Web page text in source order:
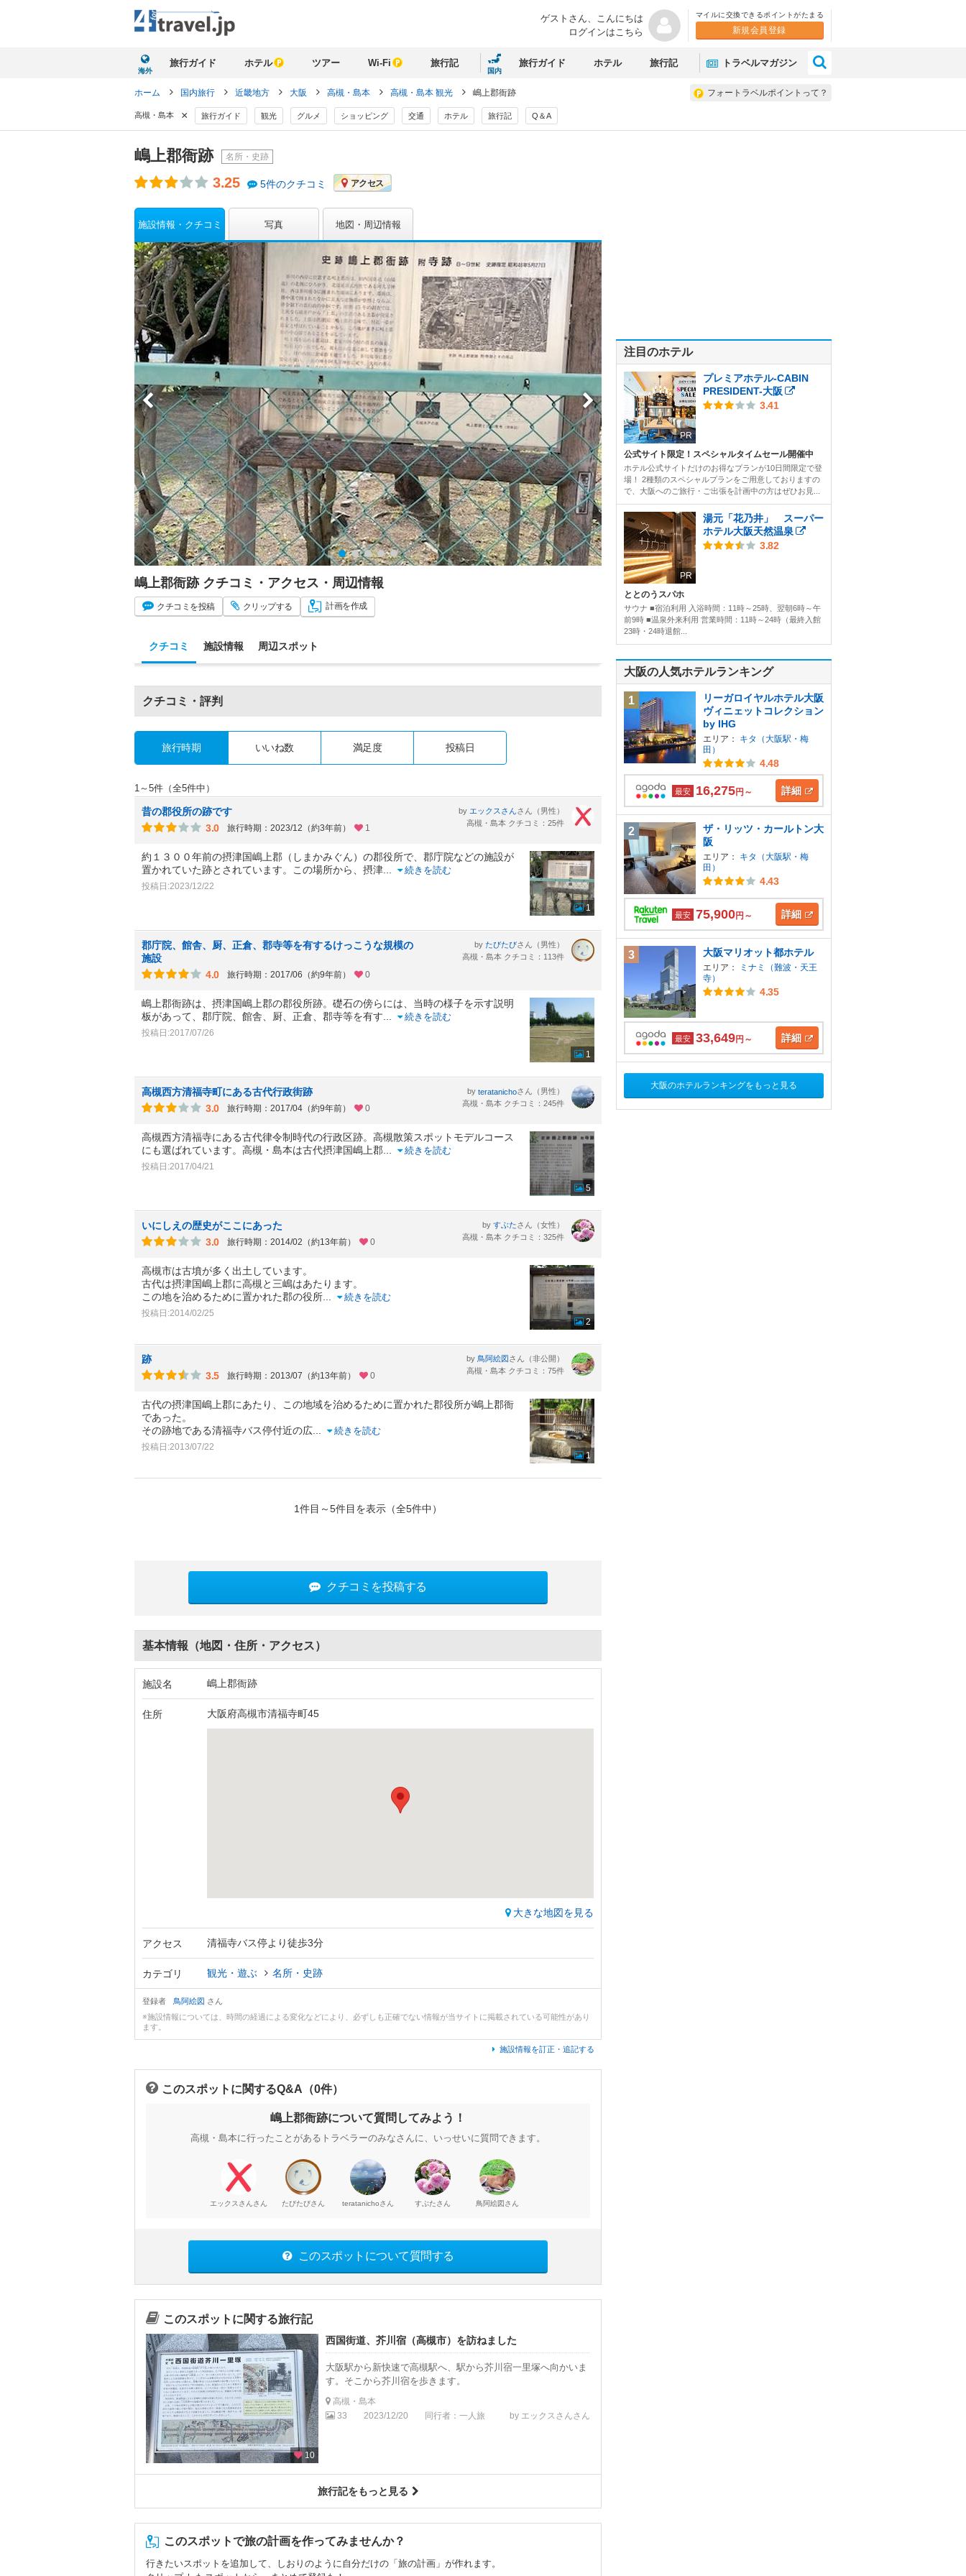
ゲストさん、 こんにちは
ログインはこちら
マイルに交換できるポイントがたまる
新規会員登録
海外
旅行ガイド ホテル ツアー Wi-Fi 旅行記
国内
旅行ガイド ホテル 旅行記 トラベルマガジン
フォートラベルポイントって？
ホーム 国内旅行 近畿地方 大阪 高槻・島本 高槻・島本 観光 嶋上郡衙跡
高槻・島本 × 旅行ガイド 観光 グルメ ショッピング 交通 ホテル 旅行記 Q＆A
嶋上郡衙跡 名所・史跡
3.25 5件のクチコミ アクセス
施設情報・クチコミ 写真 地図・周辺情報
嶋上郡衙跡 クチコミ・アクセス・周辺情報
クチコミ を投稿 クリップする 計画を作成
クチコミ 施設情報 周辺スポット
クチコミ・評判
旅行時期 いいね数 満足度 投稿日
1～5件（全5件中）
昔の郡役所の跡です
3.0
旅行時期：2023/12（約3年前） 1
by エックスさんさん（男性）
高槻・島本 クチコミ：25件
約１３００年前の摂津国嶋上郡（しまかみぐん）の郡役所で、郡庁院などの施設が
置かれていた跡とされています。この場所から、摂津
続きを読む
投稿日:2023/12/22
1
郡庁院、館舎、厨、正倉、郡寺等を有するけっこうな規模の
施設
4.0
旅行時期：2017/06（約9年前） 0
by たびたびさん（男性）
高槻・島本 クチコミ：113件
嶋上郡衙跡は、摂津国嶋上郡の郡役所跡。礎石の傍らには、当時の様子を示す説明
板があって、郡庁院、館舎、厨、正倉、郡寺等を有す
続きを読む
投稿日:2017/07/26
1
高槻西方清福寺町にある古代行政街跡
3.0
旅行時期：2017/04（約9年前） 0
by teratanichoさん（男性）
高槻・島本 クチコミ：245件
高槻西方清福寺にある古代律令制時代の行政区跡。高槻散策スポットモデルコース
にも選ばれています。高槻・島本は古代摂津国嶋上郡
続きを読む
投稿日:2017/04/21
5
いにしえの歴史がここにあった
3.0
旅行時期：2014/02（約13年前） 0
by すぶたさん（女性）
高槻・島本 クチコミ：325件
高槻市は古墳が多く出土しています。
古代は摂津国嶋上郡に高槻と三嶋はあたります。
この地を治めるために置かれた郡の役所
続きを読む
投稿日:2014/02/25
2
跡
3.5
旅行時期：2013/07（約13年前） 0
by 鳥阿絵図 さん（非公開）
高槻・島本 クチコミ：75件
古代の摂津国嶋上郡にあたり、この地域を治めるために置かれた郡役所が嶋上郡衙
であった。
その跡地である清福寺バス停付近の広
続きを読む
投稿日:2013/07/22
1
1件目～5件目を表示（全5件中）
クチコミを投稿する
基本情報（地図・住所・アクセス）
施設名 嶋上郡衙跡
住所 大阪府高槻市清福寺町45
大きな地図を見る
アクセス 清福寺バス停より徒歩3分
カテゴリ 観光・遊ぶ 名所・史跡
登録者 鳥阿絵図 さん
※施設情報については、時間の経過による変化などにより、必ずしも正確でない情報が当サイトに掲載されている可能性があり
ます。
施設情報を訂正・追記する
このスポットに関するQ&A（0件）
嶋上郡衙跡について質問してみよう！
高槻・島本に行ったことがあるトラベラーのみなさんに、いっせいに質問できます。
エックスさん さん たびたびさん teratanichoさん すぶたさん 鳥阿絵図 さん
このスポットについて質問する
このスポットに関する旅行記
10
西国街道、芥川宿（高槻市）を訪ねました
大阪駅から新快速で高槻駅へ、駅から芥川宿一里塚へ向かいま
す。そこから芥川宿を歩きます。
高槻・島本
33
2023/12/20 同行者：一人旅 by エックスさんさん
旅行記をもっと見る
このスポットで旅の計画を作ってみませんか？
行きたいスポットを追加して、しおりのように自分だけの「旅の計画」が作れます。
注目のホテル
PR
プレミアホテル-CABIN
PRESIDENT-大阪
3.41
公式サイト限定！スペシャルタイムセール開催中
ホテル公式サイトだけのお得なプランが10日間限定で登
場！ 2種類のスペシャルプランをご用意しておりますの
で、大阪へのご旅行・ご出張を計画中の方はぜひお見...
PR
湯元「花乃井」 スーパー
ホテル大阪天然温泉
3.82
ととのうスパホ
サウナ ■宿泊利用 入浴時間：11時～25時、翌朝6時～午
前9時 ■温泉外来利用 営業時間：11時～24時（最終入館
23時・24時退館...
大阪の人気ホテルランキング
1
リーガロイヤルホテル大阪
ヴィニェットコレクション
by IHG
エリア： キタ（大阪駅・梅
田）
4.48
最安 16,275円～ 詳細
2
ザ・リッツ・カールトン大
阪
エリア： キタ（大阪駅・梅
田）
4.43
最安 75,900円～ 詳細
3 大阪マリオット都ホテル
エリア：
ミナミ（難波・天王
寺）
4.35
最安 33,649円～ 詳細
大阪のホテルランキングをもっと見る